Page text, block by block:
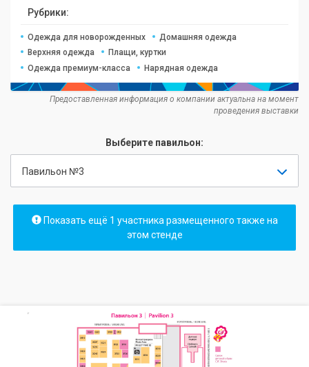
Рубрики:
Одежда для новорожденных
Домашняя одежда
Верхняя одежда
Плащи, куртки
Одежда премиум-класса
Нарядная одежда
Предоставленная информация о компании актуальна на момент
проведения выставки
Выберите павильон:
Павильон №3
Показать ещё 1 участника размещенного также на
этом стенде